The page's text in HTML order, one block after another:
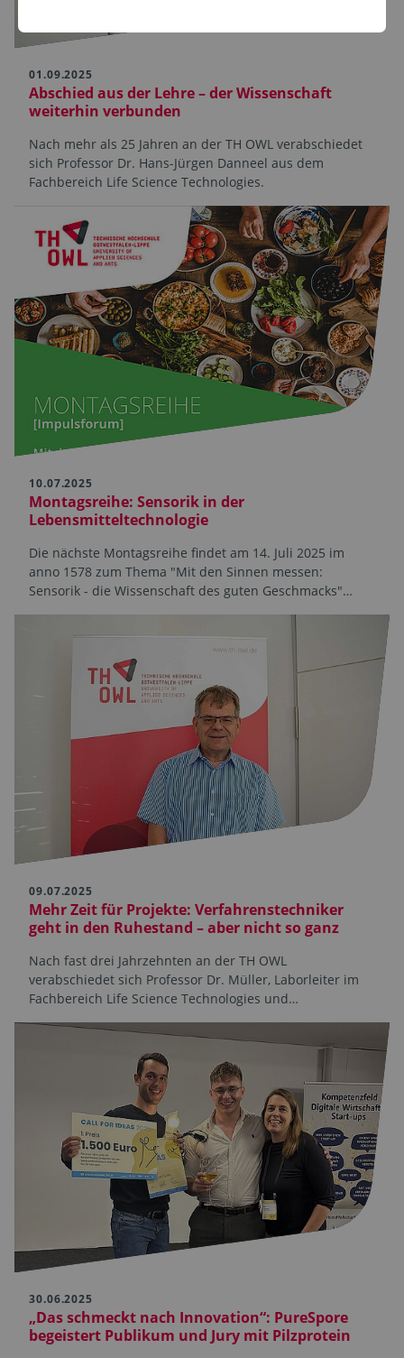
01.09.2025
Abschied aus der Lehre – der Wissenschaft
weiterhin verbunden
Nach mehr als 25 Jahren an der TH OWL verabschiedet
sich Professor Dr. Hans-Jürgen Danneel aus dem
Fachbereich Life Science Technologies.
10.07.2025
Montagsreihe: Sensorik in der
Lebensmitteltechnologie
Die nächste Montagsreihe findet am 14. Juli 2025 im
anno 1578 zum Thema "Mit den Sinnen messen:
Sensorik - die Wissenschaft des guten Geschmacks"…
09.07.2025
Mehr Zeit für Projekte: Verfahrenstechniker
geht in den Ruhestand – aber nicht so ganz
Nach fast drei Jahrzehnten an der TH OWL
verabschiedet sich Professor Dr. Müller, Laborleiter im
Fachbereich Life Science Technologies und…
30.06.2025
„Das schmeckt nach Innovation“: PureSpore
begeistert Publikum und Jury mit Pilzprotein